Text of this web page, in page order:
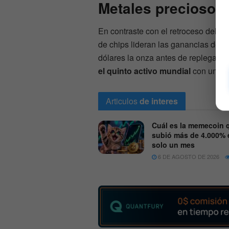
Metales
En contraste con el retroceso del
de chips lideran las ganancias del
dólares la onza antes de
el quinto activo mundialcon una
Articulosde interes
Cuál es la memecoin
subió más de 4.000%
solo un mes
6 DE AGOSTO DE 2026